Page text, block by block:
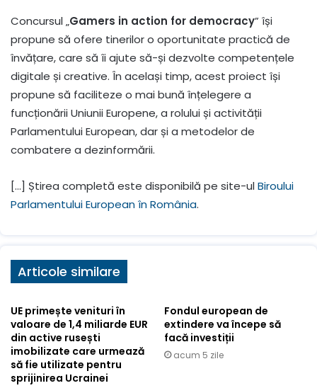
Concursul „Gamers in action for democracy” își
propune să ofere tinerilor o oportunitate practică de
învățare, care să îi ajute să-și dezvolte competențele
digitale și creative. În același timp, acest proiect își
propune să faciliteze o mai bună înțelegere a
funcționării Uniunii Europene, a rolului și activității
Parlamentului European, dar și a metodelor de
combatere a dezinformării.
[…] Știrea completă este disponibilă pe site-ulBiroului
Parlamentului European în România.
Articole similare
UE primește venituri în
valoare de 1,4 miliarde EUR
din active rusești
imobilizate care urmează
să fie utilizate pentru
sprijinirea Ucrainei
Fondul european de
extindere va începe să
facă investiții
acum 5 zile